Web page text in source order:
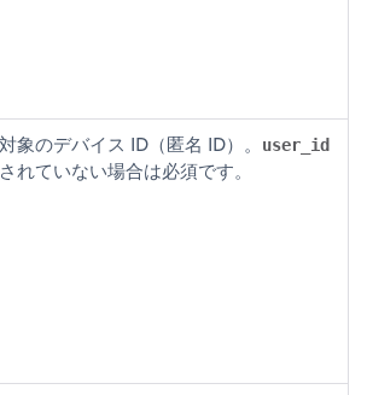
象のデバイス ID（匿名 ID）。 user_id
れていない場合は必須です。